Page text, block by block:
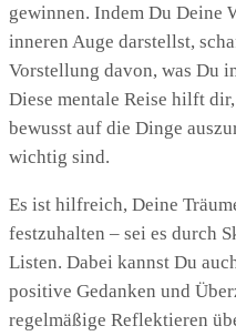
gewinnen. Indem Du Deine
inneren Auge darstellst,
Vorstellung davon, was Du
Diese mentale Reise hilft
bewusst auf die Dinge
wichtig sind.
Es ist hilfreich, Deine
festzuhalten – sei es durch
Listen. Dabei kannst Du
positive Gedanken und
regelmäßige Reflektieren